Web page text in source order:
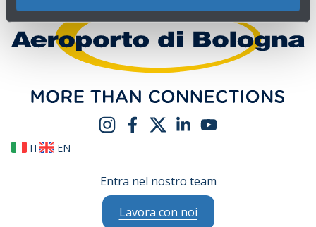
IT EN
Entra nel nostro team
Lavora con noi